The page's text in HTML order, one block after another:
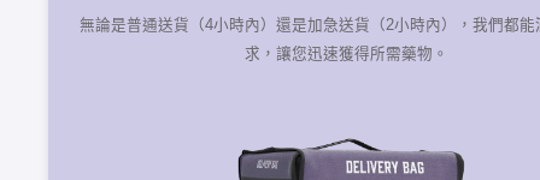
無論是普通送貨（4小時內）還是加急送貨（2小時內），我們都能
求，讓您迅速獲得所需藥物。